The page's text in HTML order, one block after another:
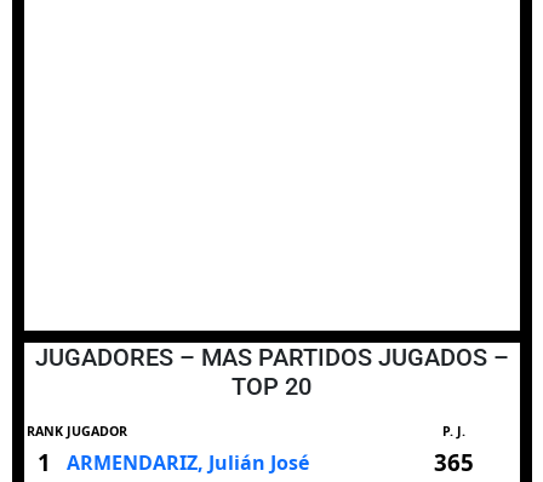
JUGADORES – MAS PARTIDOS JUGADOS –
TOP 20
RANK JUGADOR P. J.
1 ARMENDARIZ, Julián José
365